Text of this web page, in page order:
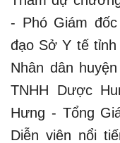
- Phó Giám
đạo Sở Y tế tỉnh
Nhân dân
TNHH Dược
Hưng - Tổng
Diễn viên nổi